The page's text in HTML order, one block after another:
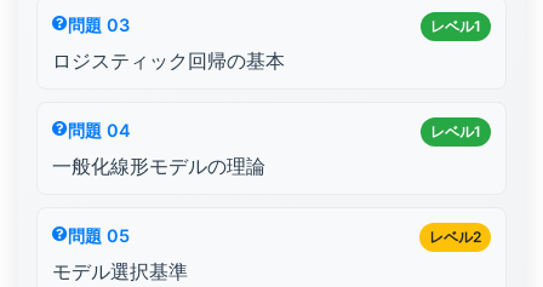
レベル1
問題 03
ロジスティック回帰の基本
レベル1
問題 04
一般化線形モデルの理論
レベル2
問題 05
モデル選択基準